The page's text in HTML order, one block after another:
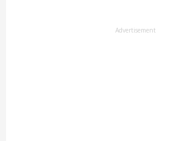
Advertisement